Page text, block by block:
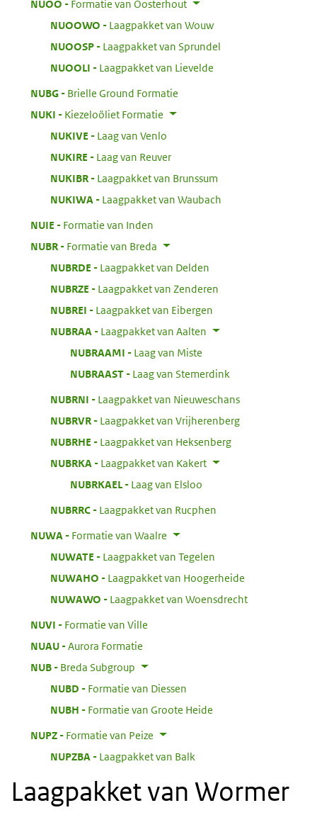
NUOO
Formatie van Oosterhout
NUOOWO
Laagpakket van Wouw
NUOOSP:
Laagpakket van Sprundel
NUOOLI
Laagpakket van Lievelde
NUBG:
Brielle Ground Formatie
NUKI
Kiezeloöliet Formatie
NUKIVE
Laag van Venlo
NUKIRE
Laag van Reuver
NUKIBR:
Laagpakket van Brunssum
NUKIWA
Laagpakket van Waubach
NUIE
Formatie van Inden
NUBR:
Formatie van Breda
NUBRDE
Laagpakket van Delden
NUBRZE
Laagpakket van Zenderen
NUBREI
Laagpakket van Eibergen
NUBRAA
Laagpakket van Aalten
NUBRAAMI
Laag van Miste
NUBRAAST:
Laag van Stemerdink
NUBRNI
Laagpakket van Nieuweschans
NUBRVR:
Laagpakket van Vrijherenberg
NUBRHE
Laagpakket van Heksenberg
NUBRKA
Laagpakket van Kakert
NUBRKAEL
Laag van Elsloo
NUBRRC:
Laagpakket van Rucphen
NUWA
Formatie van Waalre
NUWATE
Laagpakket van Tegelen
NUWAHO
Laagpakket van Hoogerheide
NUWAWO
Laagpakket van Woensdrecht
NUVI
Formatie van Ville
NUAU:
Aurora Formatie
NUB:
Breda Subgroup
NUBD
Formatie van Diessen
NUBH
Formatie van Groote Heide
NUPZ:
Formatie van Peize
NUPZBA
Laagpakket van Balk
Laagpakket van Wormer